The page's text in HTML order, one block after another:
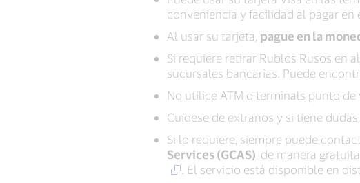
conveniencia y facilidad al pagar en
Al usar su tarjeta, pague en la
Si requiere retirar Rublos Rusos en
sucursales bancarias. Puede
No utilice ATM o terminals punto
Cuídese de extraños y si tiene
Si lo requiere, siempre puede
Services (GCAS) , de manera
. El servicio está disponible en